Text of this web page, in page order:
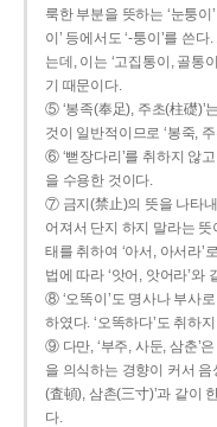
룩한 부분을 뜻하는 ‘눈퉁
이’ 등에서도 ‘-퉁이’를 쓴
는데, 이는 ‘고집통이, 골통이
기 때문이다.
⑤ ‘봉족(奉足), 주초(柱礎)’
것이 일반적이므로 ‘봉죽,
⑥ ‘뻗장다리’를 취하지 않
을 수용한 것이다.
⑦ 금지(禁止)의 뜻을 나타내
어져서 단지 하지 말라는
태를 취하여 ‘아서, 아서라’
법에 따라 ‘앗어, 앗어라’와
⑧ ‘오똑이’도 명사나 부사
하였다. ‘오똑하다’도 취하
⑨ 다만, ‘부주, 사둔, 삼춘’
을 의식하는 경향이 커서
(査頓), 삼촌(三寸)’과 같이
다.